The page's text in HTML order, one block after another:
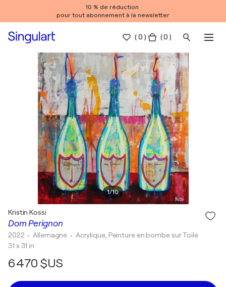
10 % de réduction
pour tout abonnement à la newsletter
(0 ) ( 0 )
1/10
Dom Perignon
Kristin Kossi
2022 • Allemagne • Acrylique, Peinture en bombe sur Toile
31 x 31 in
6 470 $US